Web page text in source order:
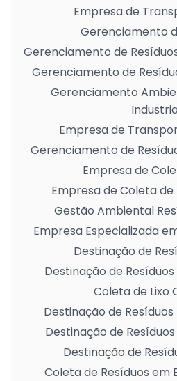
Empresa de
Gerenciamento
Gerenciamento de
Gerenciamento de
Gerenciamento
Empresa de
Gerenciamento de
Empresa de
Empresa de Coleta de
Gestão Ambiental
Empresa Especializada
Destinação de
Destinação de
Coleta de Lixo
Destinação de Resíduos
Destinação de
Destinação de
Coleta de Resíduos em